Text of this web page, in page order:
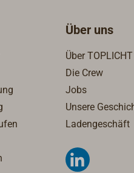
Über uns
Über TOPLICHT
Die Crew
Jobs
Unsere
Ladengeschäft